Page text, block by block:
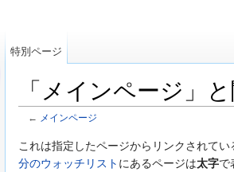
「メインページ」
← メインページ
これは指定したページからリンクされて
分のウォッチリスト にあるページは太字で
特別ページ